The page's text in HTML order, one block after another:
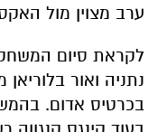
ערב מצוין מול
לקראת סיום
נתניה ואור
בכרטיס אדום.